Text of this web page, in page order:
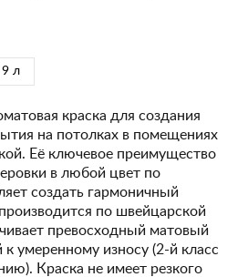
9 л
краска для создания
на потолках в помещениях
Её ключевое преимущество
в любой цвет по
создать гармоничный
по швейцарской
превосходный матовый
умеренному износу (2-й класс
Краска не имеет резкого